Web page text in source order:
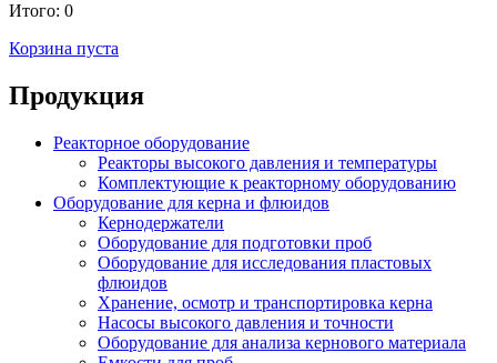
Итого: 0
Корзина пуста
Продукция
Реакторное оборудование
Реакторы высокого давления и температуры
Комплектующие к реакторному оборудованию
Оборудование для керна и флюидов
Кернодержатели
Оборудование для подготовки проб
Оборудование для исследования пластовых
флюидов
Хранение, осмотр и транспортировка керна
Насосы высокого давления и точности
Оборудование для анализа кернового материала